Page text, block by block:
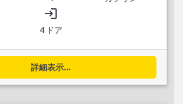
login
4 ドア
詳細表示...